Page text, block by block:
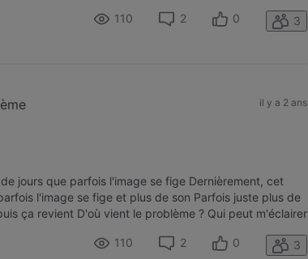
110
2 0 3
il y a 2 ans
jours que parfois l'image se fige Dernièrement, cet
l'image se fige et plus de son Parfois juste plus de
ça revient D'où vient le problème ? Qui peut m'éclairer
110
2 0 3